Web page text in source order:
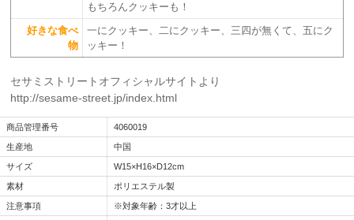
もちろんクッキーも！
好きな食べ
物
一にクッキー、二にクッキー、三四が無くて、五にク
ッキー！
セサミストリートオフィシャルサイトより
http://sesame-street.jp/index.html
商品管理番号 4060019
生産地 中国
サイズ W15×H16×D12cm
素材 ポリエステル製
注意事項 ※対象年齢：3才以上